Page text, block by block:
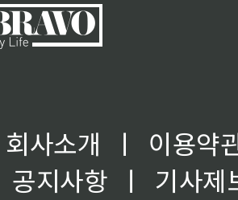
회사소개 ㅣ
이용약
공지사항
ㅣ
기사제